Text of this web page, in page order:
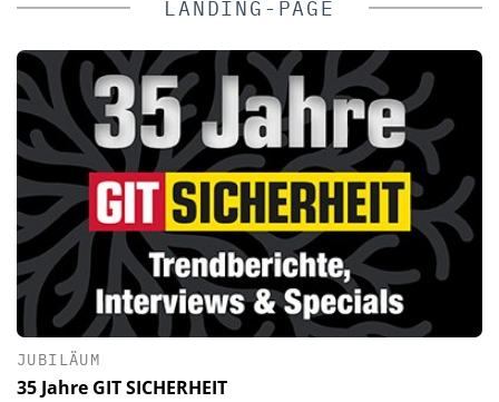
LANDING-PAGE
JUBILÄUM
35 Jahre GIT SICHERHEIT